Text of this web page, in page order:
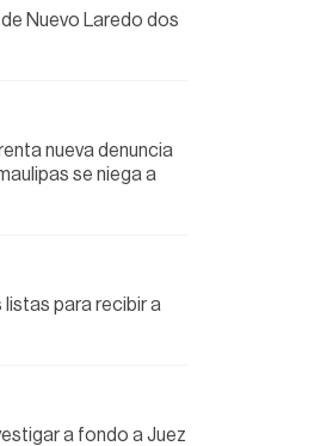
Nuevo Laredo dos
nueva denuncia
se niega a
para recibir a
a fondo a Juez